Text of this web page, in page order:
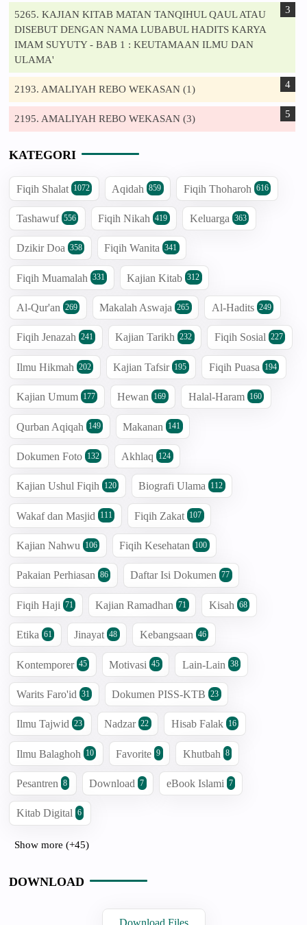
5265. KAJIAN KITAB MATAN TANQIHUL QAUL ATAU
DISEBUT DENGAN NAMA LUBABUL HADITS KARYA
IMAM SUYUTY - BAB 1 : KEUTAMAAN ILMU DAN
ULAMA'
2193. AMALIYAH REBO WEKASAN (1)
2195. AMALIYAH REBO WEKASAN (3)
KATEGORI
Fiqih Shalat 1072 Aqidah 859 Fiqih Thoharoh 616
Tashawuf 556 Fiqih Nikah 419 Keluarga 363
Dzikir Doa 358 Fiqih Wanita 341
Fiqih Muamalah 331 Kajian Kitab 312
Al-Qur'an 269 Makalah Aswaja 265 Al-Hadits 249
Fiqih Jenazah 241 Kajian Tarikh 232 Fiqih Sosial 227
Ilmu Hikmah 202 Kajian Tafsir 195 Fiqih Puasa 194
Kajian Umum 177 Hewan 169 Halal-Haram 160
Qurban Aqiqah 149 Makanan 141
Dokumen Foto 132 Akhlaq 124
Kajian Ushul Fiqih 120 Biografi Ulama 112
Wakaf dan Masjid 111 Fiqih Zakat 107
Kajian Nahwu 106 Fiqih Kesehatan 100
Pakaian Perhiasan 86 Daftar Isi Dokumen 77
Fiqih Haji 71 Kajian Ramadhan 71 Kisah 68
Etika 61 Jinayat 48 Kebangsaan 46
Kontemporer 45 Motivasi 45 Lain-Lain 38
Warits Faro'id 31 Dokumen PISS-KTB 23
Ilmu Tajwid 23 Nadzar 22 Hisab Falak 16
Ilmu Balaghoh 10 Favorite 9 Khutbah 8
Pesantren 8 Download 7 eBook Islami 7
Kitab Digital 6
Show more (+45)
DOWNLOAD